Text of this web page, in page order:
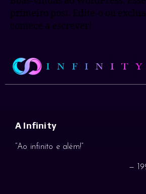
primeiro post. Edite-o ou
comece a escrever!
A Infinity
“Ao infinito e além!”
—